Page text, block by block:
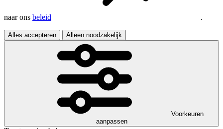
naar ons beleid .
Alles accepteren Alleen noodzakelijk
Voorkeuren
aanpassen